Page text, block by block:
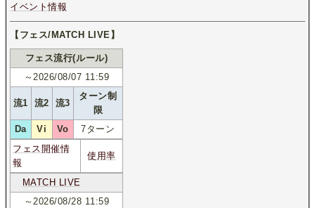
イベント情報
【フェス/MATCH LIVE】
フェス流行(ルール)
～2026/08/07 11:59
流1 流2 流3
ターン制
限
Da
Vi Vo
7ターン
フェス開催情
報
使用率
MATCH LIVE
～2026/08/28 11:59